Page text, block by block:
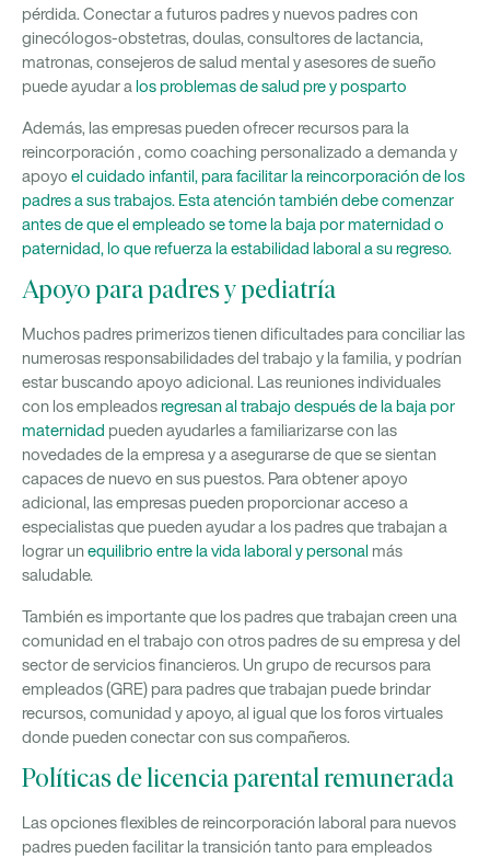
pérdida. Conectar a futuros padres y nuevos padres con
ginecólogos-obstetras, doulas, consultores de lactancia,
matronas, consejeros de salud mental y asesores de sueño
puede ayudar a los problemas de salud pre y posparto
Además, las empresas pueden ofrecer recursos para la
reincorporación , como coaching personalizado a demanda y
apoyo el cuidado infantil, para facilitar la reincorporación de los
padres a sus trabajos. Esta atención también debe comenzar
antes de que el empleado se tome la baja por maternidad o
paternidad, lo que refuerza la estabilidad laboral a su regreso.
Apoyo para padres y pediatría
Muchos padres primerizos tienen dificultades para conciliar las
numerosas responsabilidades del trabajo y la familia, y podrían
estar buscando apoyo adicional. Las reuniones individuales
con los empleadosregresan al trabajo después de la baja por
maternidad pueden ayudarles a familiarizarse con las
novedades de la empresa y a asegurarse de que se sientan
capaces de nuevo en sus puestos. Para obtener apoyo
adicional, las empresas pueden proporcionar acceso a
especialistas que pueden ayudar a los padres que trabajan a
lograr unequilibrio entre la vida laboral y personal más
saludable.
También es importante que los padres que trabajan creen una
comunidad en el trabajo con otros padres de su empresa y del
sector de servicios financieros. Un grupo de recursos para
empleados (GRE) para padres que trabajan puede brindar
recursos, comunidad y apoyo, al igual que los foros virtuales
donde pueden conectar con sus compañeros.
Políticas de licencia parental remunerada
Las opciones flexibles de reincorporación laboral para nuevos
padres pueden facilitar la transición tanto para empleados